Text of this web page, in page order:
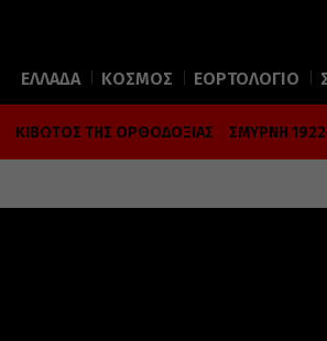
ΕΛΛΑΔΑ ΚΟΣΜΟΣ ΕΟΡΤΟΛΟΓΙΟ
ΚΙΒΩΤΟΣ ΤΗΣ ΟΡΘΟΔΟΞΙΑΣ ΣΜΥΡΝΗ